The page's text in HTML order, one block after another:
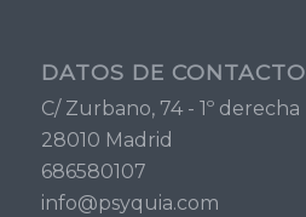
DATOS DE CONTACTO
C/ Zurbano, 74 - 1º derecha
28010 Madrid
686580107
info@psyquia.com